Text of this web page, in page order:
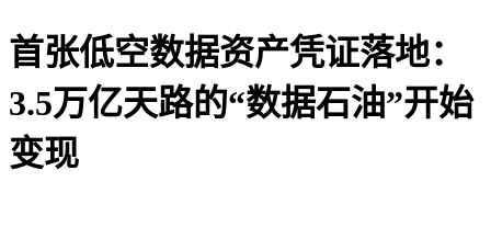
首张低空数据资产凭证落地：
3.5万亿天路的“数据石油”开始
变现